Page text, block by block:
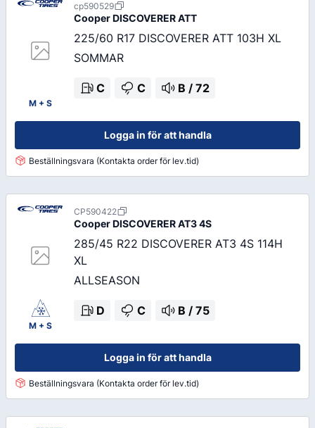
M + S
cp590529
CooperDISCOVERER ATT
225/60 R17 DISCOVERER ATT 103H XL
SOMMAR
C C B / 72
Logga in för att handla
Beställningsvara (Kontakta order för lev.tid)
M + S
CP590422
CooperDISCOVERER AT3 4S
285/45 R22 DISCOVERER AT3 4S 114H
XL
ALLSEASON
D C B / 75
Logga in för att handla
Beställningsvara (Kontakta order för lev.tid)